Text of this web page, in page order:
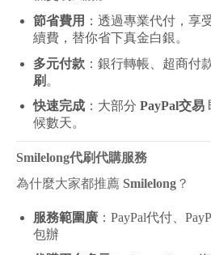
節省費用 ：透過專業代付，享
續費，替你省下真金白銀。
多元付款：銀行轉帳、超商付
刷 。
快速完成：大部分 PayPal交易
候數天。
Smilelong代刷代購服務
為什麼大家都推薦 Smilelong ？
服務範圍廣：PayPal代付、
包辦